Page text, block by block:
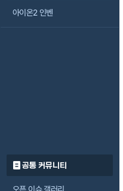
아이온2 인벤
공통 커뮤니티